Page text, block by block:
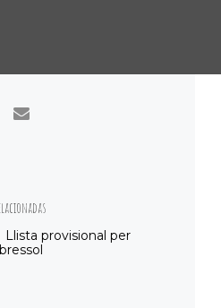
Llista provisional per